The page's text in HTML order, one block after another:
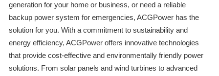
generation for your home or business, or need a reliable
backup power system for emergencies, ACGPower has the
solution for you. With a commitment to sustainability and
energy efficiency, ACGPower offers innovative technologies
that provide cost-effective and environmentally friendly power
solutions. From solar panels and wind turbines to advanced